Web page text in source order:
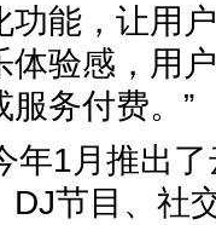
功能，让用
体验感，用
服务付费。”
年1月推出
DJ节目、社